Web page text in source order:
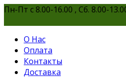
Пн-Пт с 8.00-16.00 , Сб. 8.00-
О Нас
Оплата
Контакты
Доставка